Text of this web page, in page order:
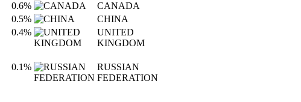
0.6%
CANADA
0.5%
CHINA
0.4%
UNITED
KINGDOM
0.1%
RUSSIAN
FEDERATION